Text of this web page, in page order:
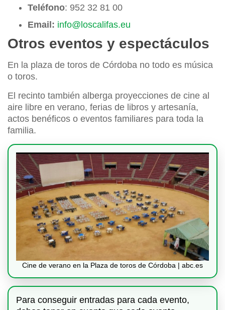
Teléfono: 952 32 81 00
Email: info@loscalifas.eu
Otros eventos y espectáculos
En la plaza de toros de Córdoba no todo es música
o toros.
El recinto también alberga proyecciones de cine al
aire libre en verano, ferias de libros y artesanía,
actos benéficos o eventos familiares para toda la
familia.
Cine de verano en la Plaza de toros de Córdoba | abc.es
Para conseguir entradas para cada evento,